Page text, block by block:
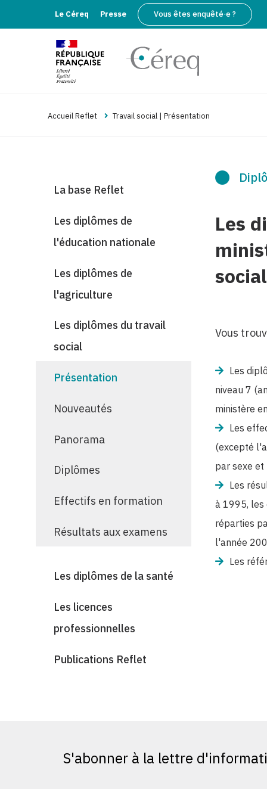
Le Céreq Presse Vous êtes enquêté·e ?
Accueil Reflet Travail social | Présentation
La base Reflet
Les diplômes de
l'éducation nationale
Les diplômes de
l'agriculture
Les diplômes du travail
social
Présentation
Nouveautés
Panorama
Diplômes
Effectifs en formation
Résultats aux examens
Les diplômes de la santé
Les licences
professionnelles
Publications Reflet
Les
Vous
Les
niveau 7
ministère
Les
(excepté
par sexe
Les
à 1995, les
réparties
l'année
Les
S'abonner à la lettre